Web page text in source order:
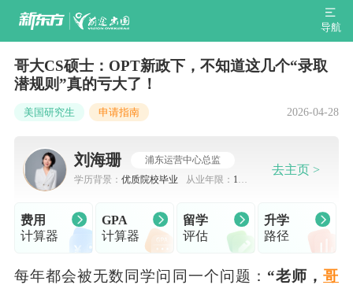
导航
哥大CS硕士：OPT新政下，不知道这几个“录取
潜规则”真的亏大了！
美国研究生 申请指南 2026-04-28
刘海珊
浦东运营中心总监
学历背景： 优质院校毕业 从业年限： 10-
去主页 >
费用
计算器
GPA
计算器
留学
评估
升学
路径
每年都会被无数同学问同一个问题： “老师，哥